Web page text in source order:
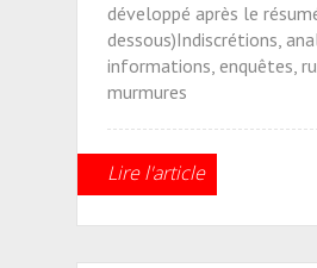
développé après le
dessous)Indiscrétions,
informations, enquêtes,
murmures
Lire l'article